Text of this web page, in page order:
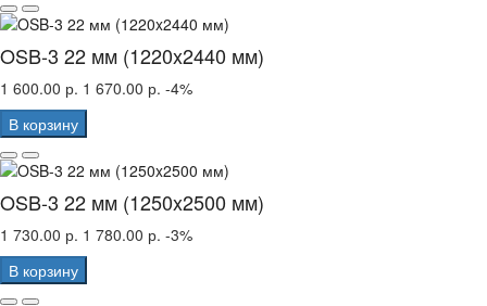
OSB-3 22 мм (1220x2440 мм)
1 600.00 р. 1 670.00 р. -4%
В корзину
OSB-3 22 мм (1250x2500 мм)
1 730.00 р. 1 780.00 р. -3%
В корзину